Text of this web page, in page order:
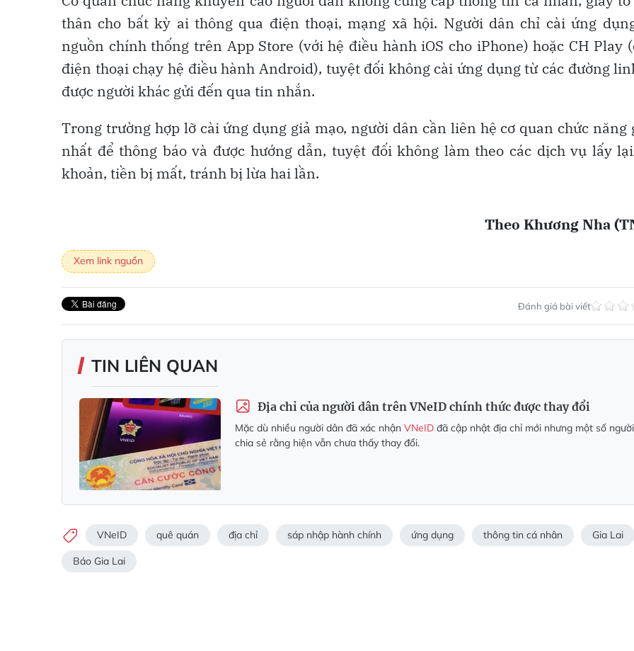
thân cho bất kỳ ai thông qua điện thoại, mạng xã hội. Người dân chỉ cài ứng
nguồn chính thống trên App Store (với hệ điều hành iOS cho iPhone) hoặc CH Play
điện thoại chạy hệ điều hành Android), tuyệt đối không cài ứng dụng từ các đường
được người khác gửi đến qua tin nhắn.
Trong trường hợp lỡ cài ứng dụng giả mạo, người dân cần liên hệ cơ quan chức năng
nhất để thông báo và được hướng dẫn, tuyệt đối không làm theo các dịch vụ lấy
khoản, tiền bị mất, tránh bị lừa hai lần.
Theo Khương Nha
Xem link nguồn
Đánh giá bài viết
TIN LIÊN QUAN
Địa chỉ của người dân trên VNeID chính thức được thay đổi
Mặc dù nhiều người dân đã xác nhận VNeID đã cập nhật địa chỉ mới nhưng một số người
chia sẻ rằng hiện vẫn chưa thấy thay đổi.
VNeID quê quán địa chỉ sáp nhập hành chính ứng dụng thông tin cá nhân Gia Lai
Báo Gia Lai